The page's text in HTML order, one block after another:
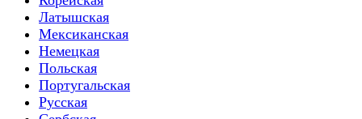
Латышская
Мексиканская
Немецкая
Польская
Португальская
Русская